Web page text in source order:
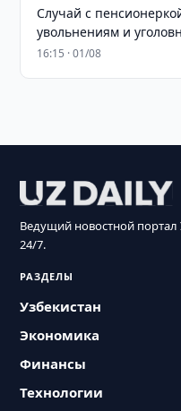
Случай с
увольнениям и
16:15 · 01/08
Ведущий новостной портал
24/7.
РАЗДЕЛЫ
Узбекистан
Экономика
Финансы
Технологии